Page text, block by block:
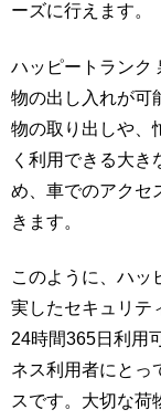
ーズに行えます。
ハッピートランク
物の出し入れが可
物の取り出しや、
く利用できる大き
め、車でのアクセ
きます。
このように、ハッ
実したセキュリテ
24時間365日利用
ネス利用者にとっ
スです。大切な荷